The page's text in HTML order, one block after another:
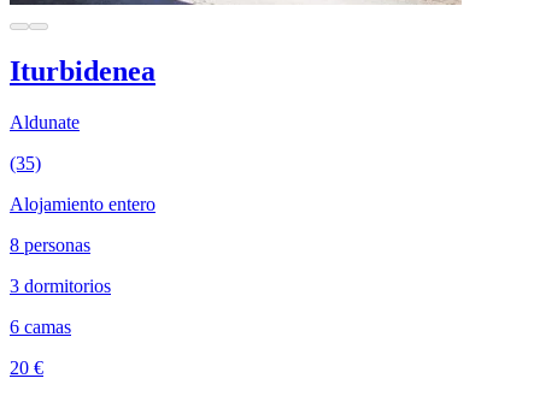
Iturbidenea
Aldunate
(35)
Alojamiento entero
8 personas
3 dormitorios
6 camas
20 €